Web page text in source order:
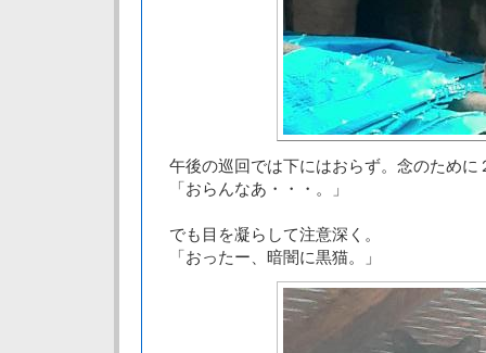
午後の巡回では下にはおらず。念のために
「おらんなあ・・・。」
でも目を凝らして注意深く。
「おったー、暗闇に黒猫。」